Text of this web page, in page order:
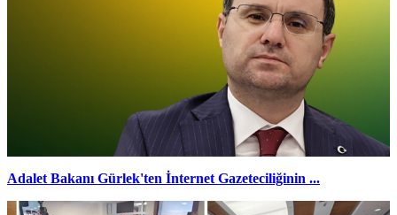
Adalet Bakanı Gürlek'ten İnternet Gazeteciliğinin ...